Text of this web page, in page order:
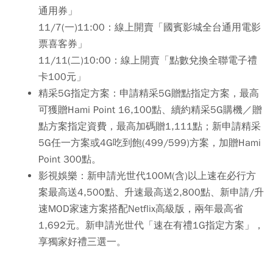
通用券」
11/7(一)11:00：線上開賣「國賓影城全台通用電影
票喜客券」
11/11(二)10:00：線上開賣「點數兌換全聯電子禮
卡100元」
精采5G指定方案：申請精采5G贈點指定方案，最高
可獲贈Hami Point 16,100點、續約精采5G購機／贈
點方案指定資費，最高加碼贈1,111點；新申請精采
5G任一方案或4G吃到飽(499/599)方案，加贈Hami
Point 300點。
影視娛樂：新申請光世代100M(含)以上速在必行方
案最高送4,500點、升速最高送2,800點、新申請/升
速MOD家速方案搭配Netflix高級版，兩年最高省
1,692元。新申請光世代「速在有禮1G指定方案」，
享獨家好禮三選一。